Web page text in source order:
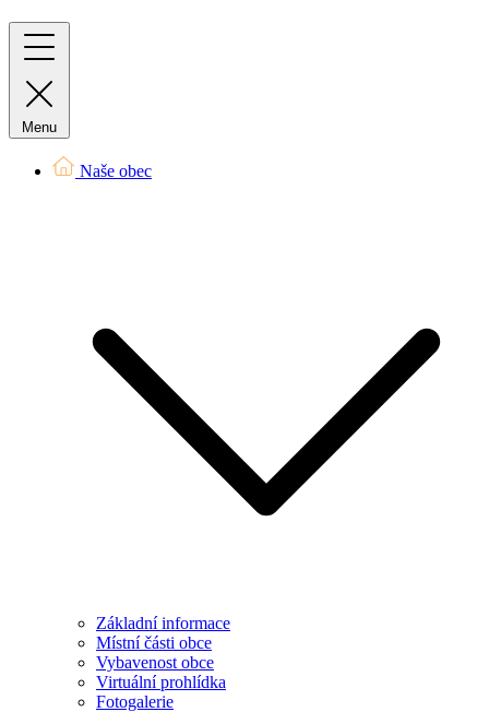
Menu
Naše obec
Základní informace
Místní části obce
Vybavenost obce
Virtuální prohlídka
Fotogalerie